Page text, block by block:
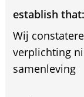
establish that:
Wij
verplichting
samenleving